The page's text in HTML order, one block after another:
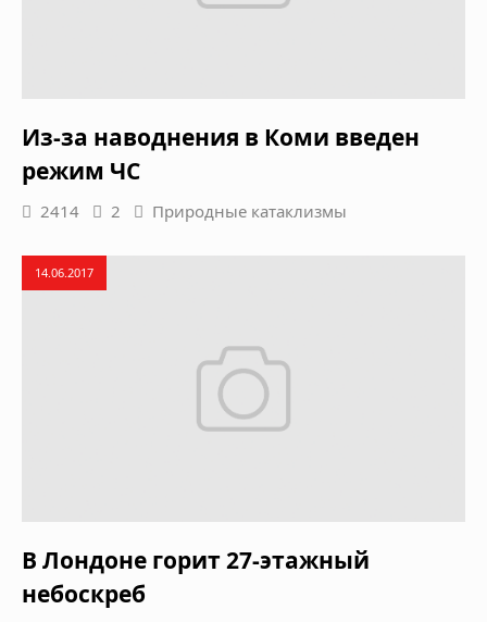
Из-за наводнения в Коми введен
режим ЧС
2414 2 Природные катаклизмы
14.06.2017
В Лондоне горит 27-этажный
небоскреб